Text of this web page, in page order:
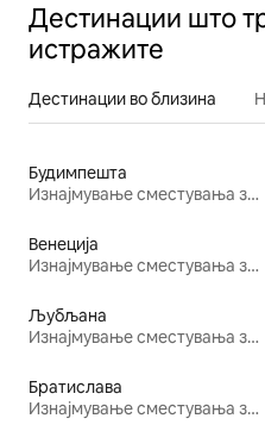
Дестинации што
истражите
Дестинации во близина
Будимпешта
Изнајмување сместувања за одмор
Венеција
Изнајмување сместувања за одмор
Љубљана
Изнајмување сместувања за одмор
Братислава
Изнајмување сместувања за одмор